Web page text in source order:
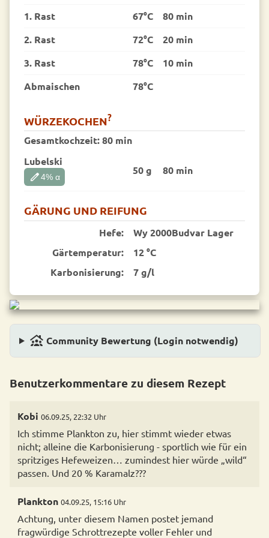
1. Rast
67°C
80 min
2. Rast
72°C
20 min
3. Rast
78°C
10 min
Abmaischen
78°C
WÜRZEKOCHEN?
Gesamtkochzeit:80 min
Lubelski
edit4% α
50 g 80 min
GÄRUNG UND REIFUNG
Hefe:
Wy 2000Budvar Lager
Gärtemperatur:
12 °C
Karbonisierung:
7 g/l
family_group Community Bewertung (Login notwendig)
Benutzerkommentare zu diesem Rezept
Kobi 06.09.25, 22:32 Uhr
Ich stimme Plankton zu, hier stimmt wieder etwas
nicht; alleine die Karbonisierung - sportlich wie für ein
spritziges Hefeweizen… zumindest hier würde „wild“
passen. Und 20 % Karamalz???
Plankton 04.09.25, 15:16 Uhr
Achtung, unter diesem Namen postet jemand
fragwürdige Schrottrezepte voller Fehler und